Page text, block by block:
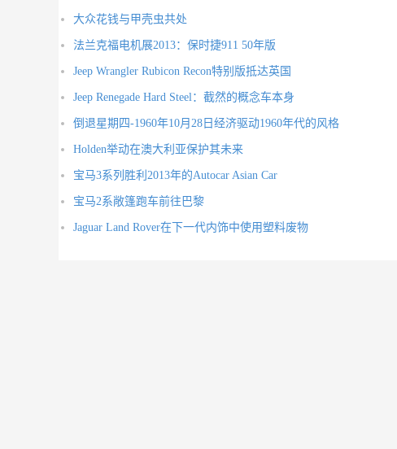
大众花钱与甲壳虫共处
法兰克福电机展2013：保时捷911 50年版
Jeep Wrangler Rubicon Recon特别版抵达英国
Jeep Renegade Hard Steel：截然的概念车本身
倒退星期四-1960年10月28日经济驱动1960年代的风格
Holden举动在澳大利亚保护其未来
宝马3系列胜利2013年的Autocar Asian Car
宝马2系敞篷跑车前往巴黎
Jaguar Land Rover在下一代内饰中使用塑料废物